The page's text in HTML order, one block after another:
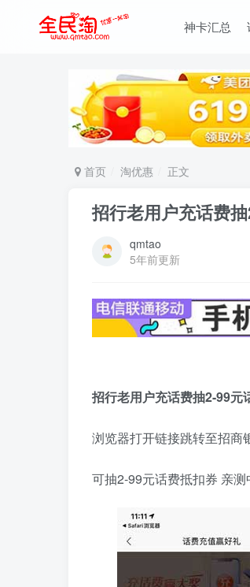
神卡汇总
首页 淘优惠 正文
招行老用户充话费
qmtao
5年前更新
招行老用户充话费抽2-99元
浏览器打开链接跳转至招商
可抽2-99元话费抵扣券 亲